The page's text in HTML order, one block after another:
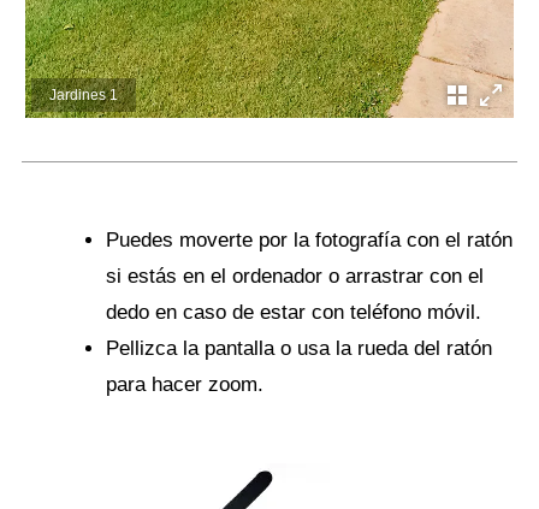
Jardines 1
Puedes moverte por la fotografía con el ratón
si estás en el ordenador o arrastrar con el
dedo en caso de estar con teléfono móvil.
Pellizca la pantalla o usa la rueda del ratón
para hacer zoom.